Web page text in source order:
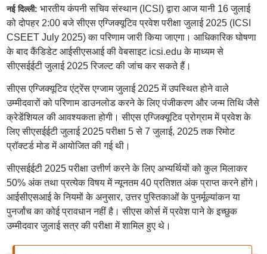
नई दिल्ली: भारतीय कंपनी सचिव संस्थान (ICSI) द्वारा आज यानी 16 जुलाई
को दोपहर 2:00 बजे सीएस एग्जिक्यूटिव प्रवेश परीक्षा जुलाई 2025 (ICSI
CSEET July 2025) का परिणाम जारी किया जाएगा। आधिकारिक घोषणा
के बाद कैंडिडेट आईसीएसआई की वेबसाइट icsi.edu के माध्यम से
सीएसईईटी जुलाई 2025 रिजल्ट की जांच कर सकते हैं।
सीएस एग्जिक्यूटिव एंट्रेंस एग्जाम जुलाई 2025 में उपस्थित होने वाले
उम्मीदवारों को परिणाम डाउनलोड करने के लिए पंजीकरण और जन्म तिथि जैसे
क्रेडेंशियल की आवश्यकता होगी। सीएस एग्जिक्यूटिव प्रोग्राम में प्रवेश के
लिए सीएसईईटी जुलाई 2025 परीक्षा 5 से 7 जुलाई, 2025 तक रिमोट
प्रॉक्टर्ड मोड में आयोजित की गई थी।
सीएसईईटी 2025 परीक्षा उत्तीर्ण करने के लिए अभ्यर्थियों को कुल मिलाकर
50% अंक तथा प्रत्येक विषय में न्यूनतम 40 प्रतिशत अंक प्राप्त करने होंगे।
आईसीएसआई के नियमों के अनुसार, उत्तर पुस्तिकाओं के पुनर्मूल्यांकन या
पुनर्जांच का कोई प्रावधान नहीं है। सीएस कोर्स में प्रवेश पाने के इच्छुक
उम्मीदवार जुलाई सत्र की परीक्षा में शामिल हुए थे।